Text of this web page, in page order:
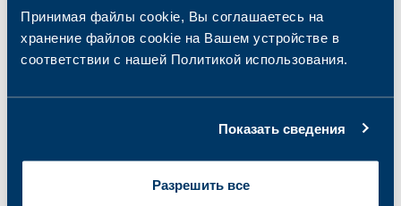
Принимая файлы cookie, Вы соглашаетесь на
хранение файлов cookie на Вашем устройстве в
соответствии с нашей Политикой использования.
Показать сведения
Разрешить все
значение. Напишите нам.